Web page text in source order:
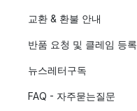
교환 & 환불 안내
반품 요청 및 클레임 등록
뉴스레터구독
FAQ - 자주묻는질문